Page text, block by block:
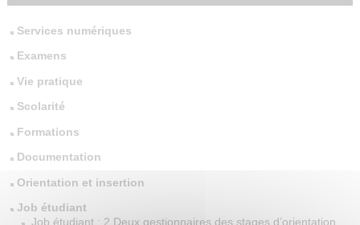
Services numériques
Examens
Vie pratique
Scolarité
Formations
Documentation
Orientation et insertion
Job étudiant
Job étudiant : 2 Deux gestionnaires des stages d’orientation